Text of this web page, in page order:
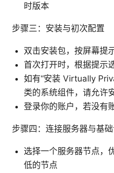
时版本
步骤三：安装与初次配置
双击安装包，按屏幕提
首次打开时，根据提示
如有“安装 Virtually
类的系统组件，请允许
登录你的账户，若没有
步骤四：连接服务器与基
选择一个服务器节点，
低的节点